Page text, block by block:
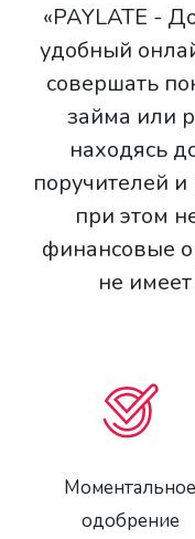
«PAYLATE -
удобный
совершать
займа или
находясь
поручителей
при этом
финансовые
не
Моментальное
одобрение